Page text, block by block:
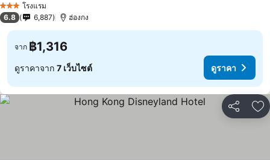
3 ดาว โรงแรม
6.8 6,887 ฮ่องกง
จาก ฿1,316
ดูราคาจาก 7 เว็บไซต์ ดูราคา
แชร์ เ